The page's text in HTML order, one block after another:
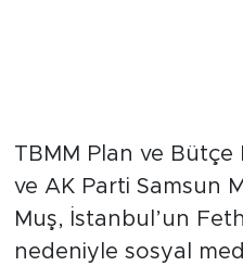
TBMM Plan ve Bütçe
ve AK Parti Samsun
Muş, İstanbul’un
nedeniyle sosyal